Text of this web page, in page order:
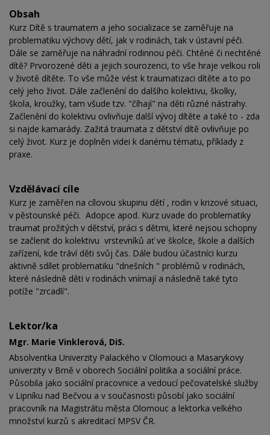
Obsah
Kurz Dítě s traumatem a jeho socializace se zaměřuje na
problematiku výchovy dětí, jak v rodinách, tak v ústavní péči.
Dále se zaměřuje na náhradní rodinnou péči. Chtěné či nechtěné
dítě? Prvorozené děti a jejich sourozenci, to vše hraje velkou roli
v životě dítěte. To vše může vést k traumatizaci dítěte a to po
celý jeho život. Dále začlenění do dalšího kolektivu, školky,
škola, kroužky, tam všude tzv. "číhají" na děti různé nástrahy.
Začlenění do kolektivu ovlivňuje další vývoj dítěte a také to - zda
si najde kamarády. Zažitá traumata z dětství dítě ovlivňuje po
celý život. Kurz je doplněn videi k danému tématu, příklady z
praxe.
Vzdělávací cíle
Kurz je zaměřen na cílovou skupinu dětí , rodin v krizové situaci,
v pěstounské péči. Adopce apod. Kurz uvade do problematiky
traumat prožitých v dětství, práci s dětmi, které nejsou schopny
se začlenit do kolektivu vrstevníků ať ve školce, škole a dalších
zařízení, kde tráví děti svůj čas. Dále budou účastníci kurzu
aktivně sdílet problematiku "dnešních " problémů v rodinách,
které následně děti v rodinách vnímají a následně také tyto
potíže "zrcadlí".
Lektor/ka
Mgr. Marie Vinklerová, DiS.
Absolventka Univerzity Palackého v Olomouci a Masarykovy
univerzity v Brně v oborech Sociální politika a sociální práce.
Působila jako sociální pracovnice a vedoucí pečovatelské služby
v Lipníku nad Bečvou a v současnosti působí jako sociální
pracovník na Magistrátu města Olomouc a lektorka velkého
množství kurzů s akreditací MPSV ČR.